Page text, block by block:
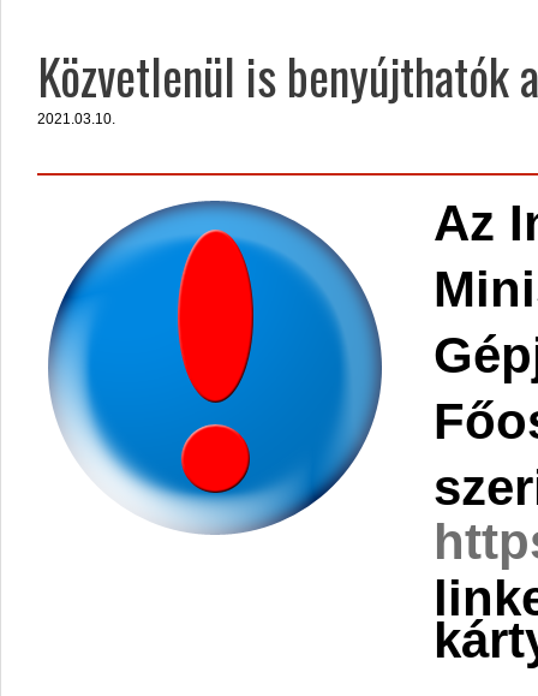
Közvetlenül is benyújthatók
2021.03.10.
Az